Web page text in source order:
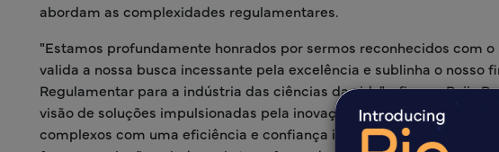
abordam as complexidades regulamentares.
"Estamos profundamente honrados por sermos reconhecidos com
valida a nossa busca incessante pela excelência e sublinha o
Regulamentar para a indústria das ciências da vida", afirmou Rajiv
visão de soluções impulsionadas pela inovação que capacitam os
complexos com uma eficiência e confiança inigualáveis.